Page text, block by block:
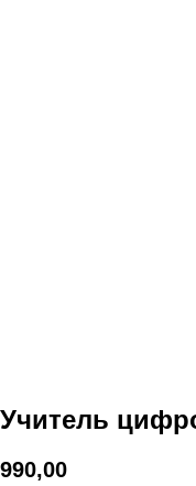
Учитель
990,00